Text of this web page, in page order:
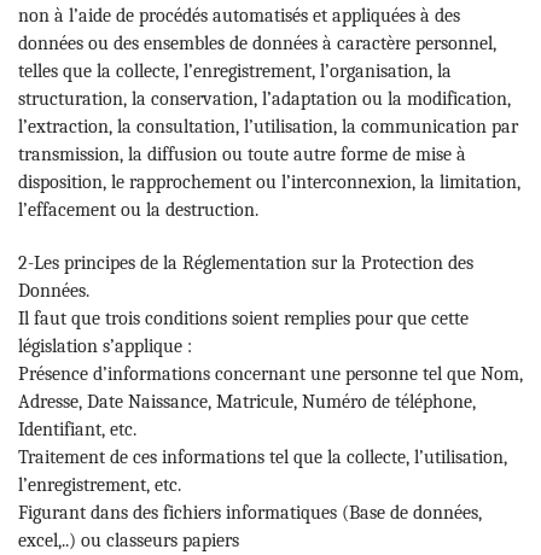
non à l’aide de procédés automatisés et appliquées à des
données ou des ensembles de données à caractère personnel,
telles que la collecte, l’enregistrement, l’organisation, la
structuration, la conservation, l’adaptation ou la modification,
l’extraction, la consultation, l’utilisation, la communication par
transmission, la diffusion ou toute autre forme de mise à
disposition, le rapprochement ou l’interconnexion, la limitation,
l’effacement ou la destruction.
2-Les principes de la Réglementation sur la Protection des
Données.
Il faut que trois conditions soient remplies pour que cette
législation s’applique :
Présence d’informations concernant une personne tel que Nom,
Adresse, Date Naissance, Matricule, Numéro de téléphone,
Identifiant, etc.
Traitement de ces informations tel que la collecte, l’utilisation,
l’enregistrement, etc.
Figurant dans des fichiers informatiques (Base de données,
excel,..) ou classeurs papiers